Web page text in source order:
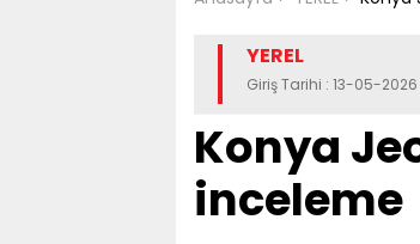
YEREL
Giriş Tarihi : 13-05-
Konya
inceleme